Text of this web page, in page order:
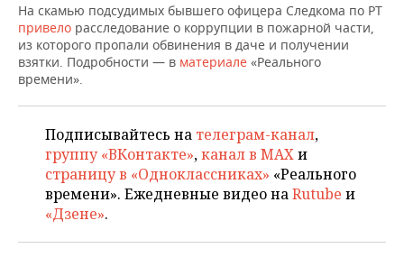
ВОДНЫЕ ВИДЫ СПОРТА
ХОККЕЙ С МЯЧОМ
ОБРАЗОВАНИЕ
ПРОИСШЕСТВИЯ
На скамью подсудимых бывшего офицера Следкома по РТ
привело расследование о коррупции в пожарной части,
из которого пропали обвинения в даче и получении
взятки. Подробности — в материале «Реального
времени».
Подписывайтесь на телеграм-канал,
группу «ВКонтакте»,канал в MAXи
страницу в «Одноклассниках» «Реального
времени». Ежедневные видео наRutube и
«Дзене».